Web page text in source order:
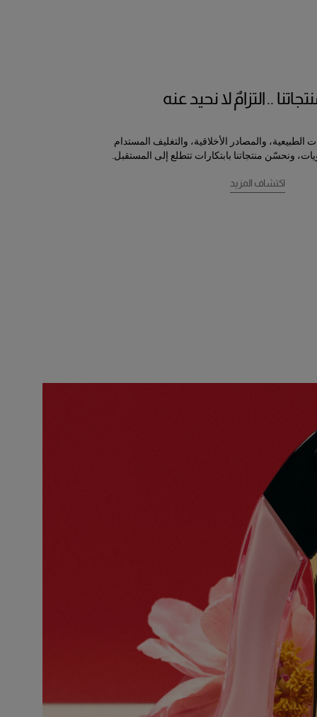
.. التزامٌ لا نحيد عنه
والمصادر الأخلاقية، والتغليف المستدام
ونحسّن منتجاتنا بابتكارات تتطلع إلى المستقبل.
اكتشاف المزيد